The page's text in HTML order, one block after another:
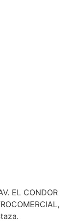
EL CONDOR